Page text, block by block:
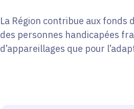
La Région contribue aux
des personnes handicapées
d’appareillages que pour